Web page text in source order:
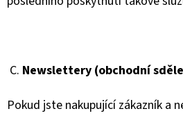
C. Newslettery (obchodní
Pokud jste nakupující zákazník a